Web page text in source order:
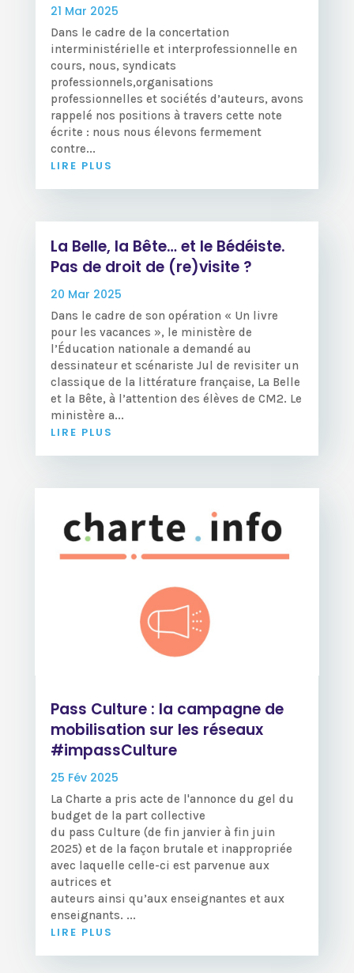
21 Mar 2025
Dans le cadre de la concertation
interministérielle et interprofessionnelle en
cours, nous, syndicats
professionnels,organisations
professionnelles et sociétés d’auteurs, avons
rappelé nos positions à travers cette note
écrite : nous nous élevons fermement
contre...
LIRE PLUS
La Belle, la Bête… et le Bédéiste.
Pas de droit de (re)visite ?
20 Mar 2025
Dans le cadre de son opération « Un livre
pour les vacances », le ministère de
l’Éducation nationale a demandé au
dessinateur et scénariste Jul de revisiter un
classique de la littérature française, La Belle
et la Bête, à l’attention des élèves de CM2. Le
ministère a...
LIRE PLUS
Pass Culture : la campagne de
mobilisation sur les réseaux
#impassCulture
25 Fév 2025
La Charte a pris acte de l'annonce du gel du
budget de la part collective
du pass Culture (de fin janvier à fin juin
2025) et de la façon brutale et inappropriée
avec laquelle celle-ci est parvenue aux
autrices et
auteurs ainsi qu’aux enseignantes et aux
enseignants. ...
LIRE PLUS